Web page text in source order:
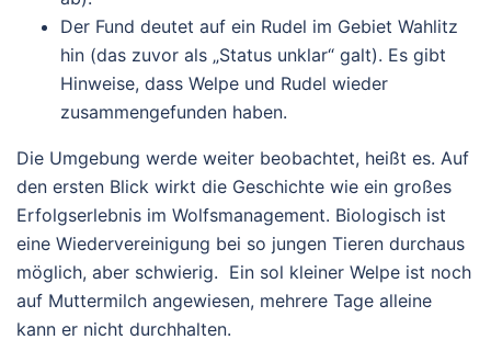
Der Fund deutet auf ein Rudel im Gebiet Wahlitz
hin (das zuvor als „Status unklar“ galt). Es gibt
Hinweise, dass Welpe und Rudel wieder
zusammengefunden haben.
Die Umgebung werde weiter beobachtet, heißt es. Auf
den ersten Blick wirkt die Geschichte wie ein großes
Erfolgserlebnis im Wolfsmanagement. Biologisch ist
eine Wiedervereinigung bei so jungen Tieren durchaus
möglich, aber schwierig. Ein sol kleiner Welpe ist noch
auf Muttermilch angewiesen, mehrere Tage alleine
kann er nicht durchhalten.